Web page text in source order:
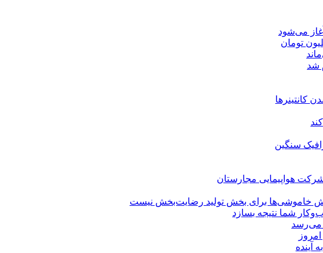
می‌شود
شد
کانتینرها
سنگین
خاموشی‌ها برای بخش تولید رضایت‌بخش نیست
شما نتیجه بسازد
می‌رسد
آینده